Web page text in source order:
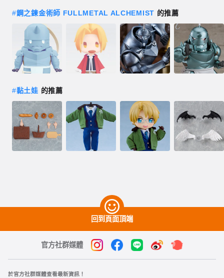
#鋼之鍊金術師 FULLMETAL ALCHEMIST 的推薦
#黏土娃 的推薦
回到頁面頂端
官方社群媒體
於官方社群媒體查看最新資訊！